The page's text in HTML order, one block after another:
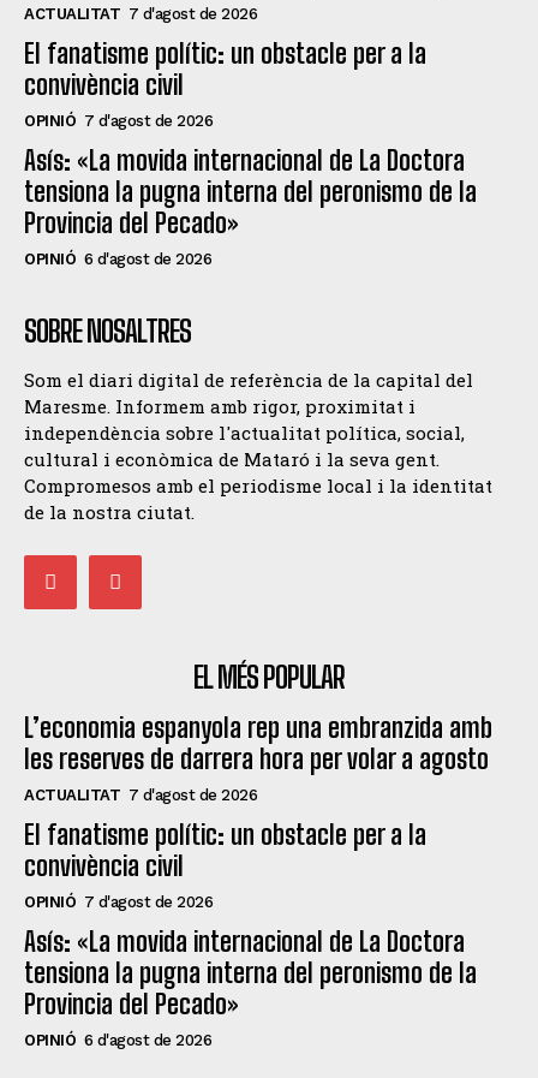
ACTUALITAT 7 d'agost de 2026
El fanatisme polític: un obstacle per a la
convivència civil
OPINIÓ 7 d'agost de 2026
Asís: «La movida internacional de La Doctora
tensiona la pugna interna del peronismo de la
Provincia del Pecado»
OPINIÓ 6 d'agost de 2026
SOBRE NOSALTRES
Som el diari digital de referència de la capital del
Maresme. Informem amb rigor, proximitat i
independència sobre l'actualitat política, social,
cultural i econòmica de Mataró i la seva gent.
Compromesos amb el periodisme local i la identitat
de la nostra ciutat.
EL MÉS POPULAR
L’economia espanyola rep una embranzida amb
les reserves de darrera hora per volar a agosto
ACTUALITAT 7 d'agost de 2026
El fanatisme polític: un obstacle per a la
convivència civil
OPINIÓ 7 d'agost de 2026
Asís: «La movida internacional de La Doctora
tensiona la pugna interna del peronismo de la
Provincia del Pecado»
OPINIÓ 6 d'agost de 2026